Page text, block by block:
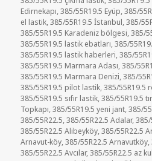
Edirnekapı,385/55R19.5 Eyüp,385/
el lastik,385/55R19.5 İstanbul,385/
385/55R19.5 Karadeniz bölgesi,385/
385/55R19.5 lastik ebatları,385/
385/55R19.5 lastik haberleri,385/
385/55R19.5 Marmara Adası,385/
385/55R19.5 Marmara Denizi,385/
385/55R19.5 pilot lastik,385/55R19.5
385/55R19.5 sıfır lastik,385/55R19.5
Topkapı,385/55R19.5 yeni jant,385/
385/55R22.5,385/55R22.5 Adalar,
385/55R22.5 Alibeyköy,385/55R22.5
Arnavut-köy,385/55R22.5 Arnavutköy,
385/55R22.5 Avcılar,385/55R22.5 az